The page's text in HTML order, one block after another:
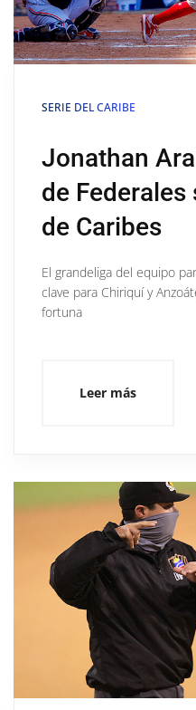
SERIE DEL CARIBE
Jonathan
de
de Caribes
El grandeliga del equipo
clave para Chiriquí y
fortuna
Leer más